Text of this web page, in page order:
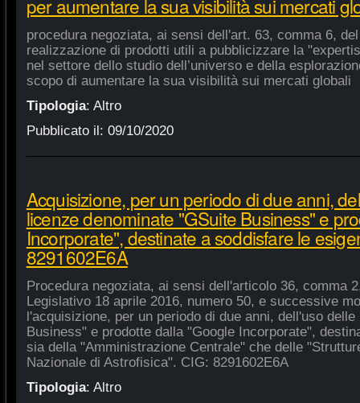
per aumentare la sua visibilità sui mercati
procedura negoziata, ai sensi dell'art. 63, comma 6,
realizzazione di prodotti utili a pubblicizzare la
nel settore dello studio dell’universo e della
scopo di aumentare la sua visibilità sui mercati globali
Tipologia: Altro
Pubblicato il: 09/10/2020
Acquisizione, per un periodo di due anni,
licenze denominate "GSuite Business" e
Incorporate", destinate a soddisfare le
8291602E6A
Procedura negoziata, ai sensi dell'articolo 36, comma
Legislativo 18 aprile 2016, numero 50, e successive
l'acquisizione, per un periodo di due anni, dell'uso
Business" e prodotte dalla "Google Incorporate",
sia della "Amministrazione Centrale" che delle
Nazionale di Astrofisica". CIG: 8291602E6A
Tipologia: Altro